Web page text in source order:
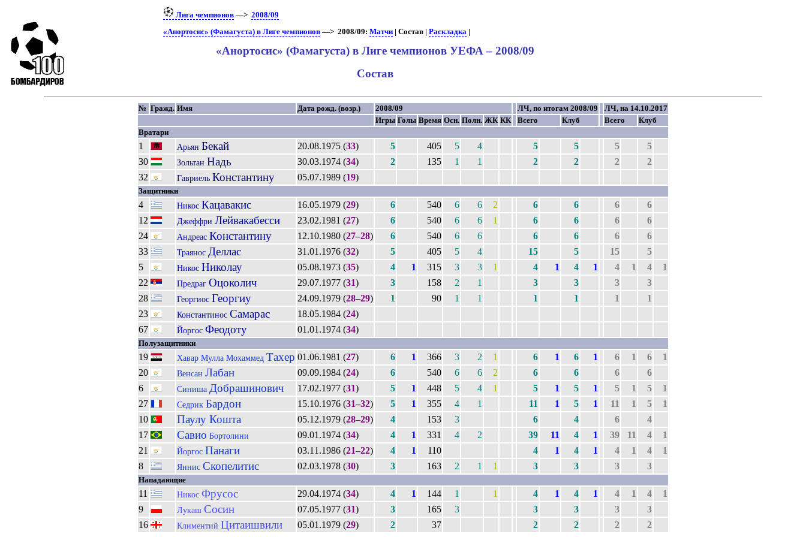
Лига чемпионов —>2008/09
«Анортосис» (Фамагуста) в Лиге чемпионов —> 2008/09:Матчи | Состав |Раскладка |
«Анортосис» (Фамагуста) в Лиге чемпионов УЕФА – 2008/09
Состав
№ Гражд. Имя Дата рожд. (возр.) 2008/09 ЛЧ, по итогам 2008/09
ЛЧ, на 14.10.2017
Игры Голы Время Осн. Полн. ЖК КК Всего Клуб Всего
Клуб
Вратари
1 Арьян Бекай 20.08.1975 (33) 5 405 5 4 5 5 5
5
30
Зольтан Надь 30.03.1974 (34) 2 135 1 1 2 2 2
2
32
Гавриель Константину 05.07.1989 (19)
Защитники
4 Никос Кацавакис 16.05.1979 (29) 6 540 6 6 2 6 6 6
6
12
Джеффри Лейвакабесси 23.02.1981 (27) 6 540 6 6 1 6 6 6
6
24
Андреас Константину 12.10.1980 (27–28) 6 540 6 6 6 6 6
6
33
Траянос Деллас 31.01.1976 (32) 5 405 5 4 15 5 15
5
5
Никос Николау 05.08.1973 (35) 4 1 315 3 3 1 4 1 4 1 4 1 4
1
22
Предраг Оцоколич 29.07.1977 (31) 3 158 2 1 3 3 3
3
28
Георгиос Георгиу 24.09.1979 (28–29) 1 90 1 1 1 1 1
1
23
Константинос Самарас 18.05.1984 (24)
67
Йоргос Феодоту 01.01.1974 (34)
Полузащитники
19 Хавар Мулла Мохаммед Тахер 01.06.1981 (27) 6 1 366 3 2 1 6 1 6 1 6 1 6
1
20
Венсан Лабан 09.09.1984 (24) 6 540 6 6 2 6 6 6
6
6
Синиша Добрашинович 17.02.1977 (31) 5 1 448 5 4 1 5 1 5 1 5 1 5
1
27
Седрик Бардон 15.10.1976 (31–32) 5 1 355 4 1 11 1 5 1 11 1 5
1
10
Паулу Кошта 05.12.1979 (28–29) 4 153 3 6 4 6
4
17
Савио Бортолини 09.01.1974 (34) 4 1 331 4 2 39 11 4 1 39 11 4
1
21
Йоргос Панаги 03.11.1986 (21–22) 4 1 110 4 1 4 1 4 1 4
1
8
Яннис Скопелитис 02.03.1978 (30) 3 163 2 1 1 3 3 3 3
Нападающие
11 Никос Фрусос 29.04.1974 (34) 4 1 144 1 1 4 1 4 1 4 1 4
1
9
Лукаш Сосин 07.05.1977 (31) 3 165 3 3 3 3
3
16
Климентий Цитаишвили 05.01.1979 (29) 2 37 2 2 2 2